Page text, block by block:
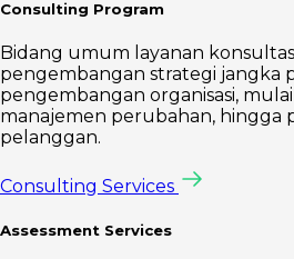
Consulting Program
Bidang umum layanan
pengembangan strategi jangka
pengembangan organisasi,
manajemen perubahan, hingga
pelanggan.
Consulting Services
Assessment Services